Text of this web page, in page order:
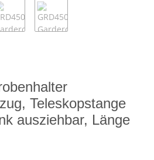
Teleskopstange
ausziehbar, Länge